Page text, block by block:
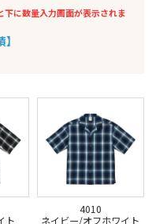
に数量入力画面が表示されま
4010